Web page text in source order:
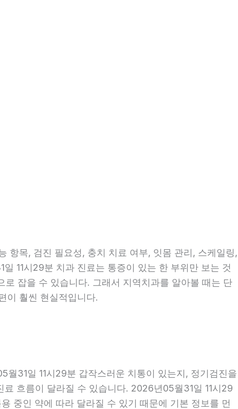
항목, 검진 필요성, 충치 치료 여부, 잇몸 관리, 스케일링,
11시29분 치과 진료는 통증이 있는 한 부위만 보는 것
잡을 수 있습니다. 그래서 지역치과를 알아볼 때는 단
이 훨씬 현실적입니다.
31일 11시29분 갑작스러운 치통이 있는지, 정기검진을
흐름이 달라질 수 있습니다. 2026년05월31일 11시29
중인 약에 따라 달라질 수 있기 때문에 기본 정보를 먼